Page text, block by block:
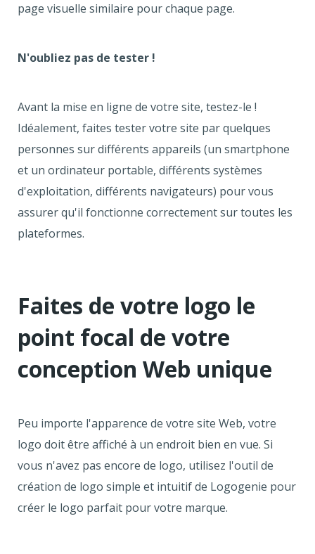
page visuelle similaire pour chaque page.
N'oubliez pas de tester !
Avant la mise en ligne de votre site, testez-le !
Idéalement, faites tester votre site par quelques
personnes sur différents appareils (un smartphone
et un ordinateur portable, différents systèmes
d'exploitation, différents navigateurs) pour vous
assurer qu'il fonctionne correctement sur toutes les
plateformes.
Faites de votre logo le
point focal de votre
conception Web unique
Peu importe l'apparence de votre site Web, votre
logo doit être affiché à un endroit bien en vue. Si
vous n'avez pas encore de logo, utilisez l'outil de
création de logo simple et intuitif de Logogenie pour
créer le logo parfait pour votre marque.